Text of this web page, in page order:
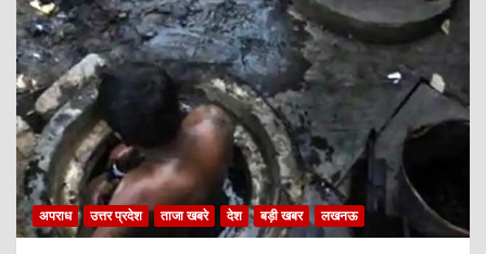
अपराध उत्तर प्रदेश ताजा खबरे देश बड़ी खबर लखनऊ